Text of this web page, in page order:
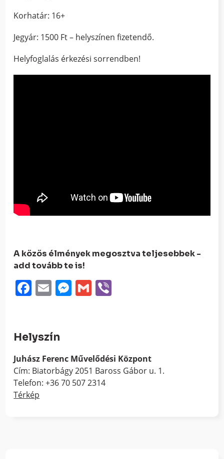
Korhatár: 16+
Jegyár: 1500 Ft – helyszínen fizetendő.
Helyfoglalás érkezési sorrendben!
A közös élmények megosztva teljesebbek -
add tovább te is!
Facebook
EmailMessenger
Gmail
Helyszín
Juhász Ferenc Művelődési Központ
Cím: Biatorbágy 2051 Baross Gábor u. 1.
Telefon: +36 70 507 2314
Térkép